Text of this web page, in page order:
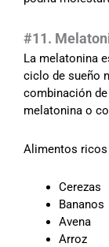
#11.
La melatonina
ciclo de sueño
combinación
melatonina o
Alimentos
Cerezas
Bananos
Avena
Arroz